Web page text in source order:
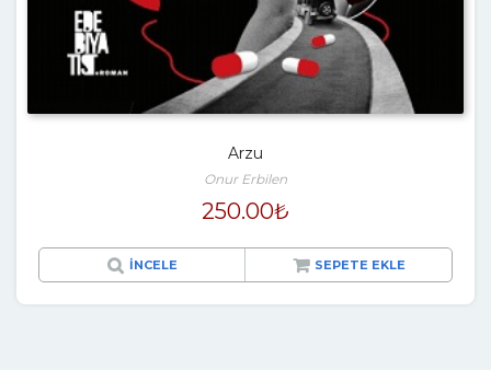
Arzu
Onur Erbilen
250.00₺
İNCELE SEPETE EKLE